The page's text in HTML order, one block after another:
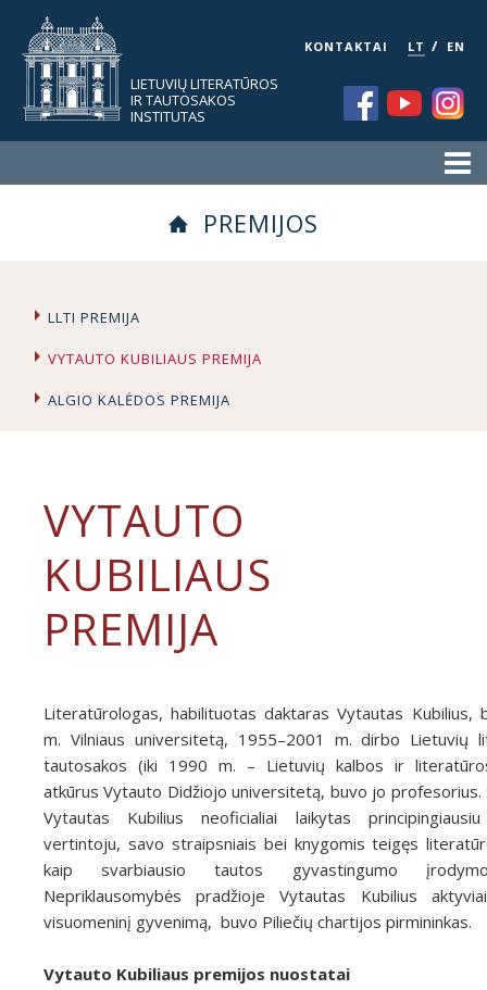
LIETUVIŲ LITERATŪROS
IR TAUTOSAKOS
INSTITUTAS
KONTAKTAI LT / EN
PREMIJOS
LLTI PREMIJA
VYTAUTO KUBILIAUS PREMIJA
ALGIO KALĖDOS PREMIJA
VYTAUTO
KUBILIAUS
PREMIJA
Literatūrologas, habilituotas daktaras Vytautas Kubilius,
m. Vilniaus universitetą, 1955–2001 m. dirbo Lietuvių
tautosakos (iki 1990 m. – Lietuvių kalbos ir
atkūrus Vytauto Didžiojo universitetą, buvo jo profesorius.
Vytautas Kubilius neoficialiai laikytas
vertintoju, savo straipsniais bei knygomis teigęs
kaip svarbiausio tautos gyvastingumo
Nepriklausomybės pradžioje Vytautas Kubilius
visuomeninį gyvenimą, buvo Piliečių chartijos pirmininkas.
Vytauto Kubiliaus premijos nuostatai